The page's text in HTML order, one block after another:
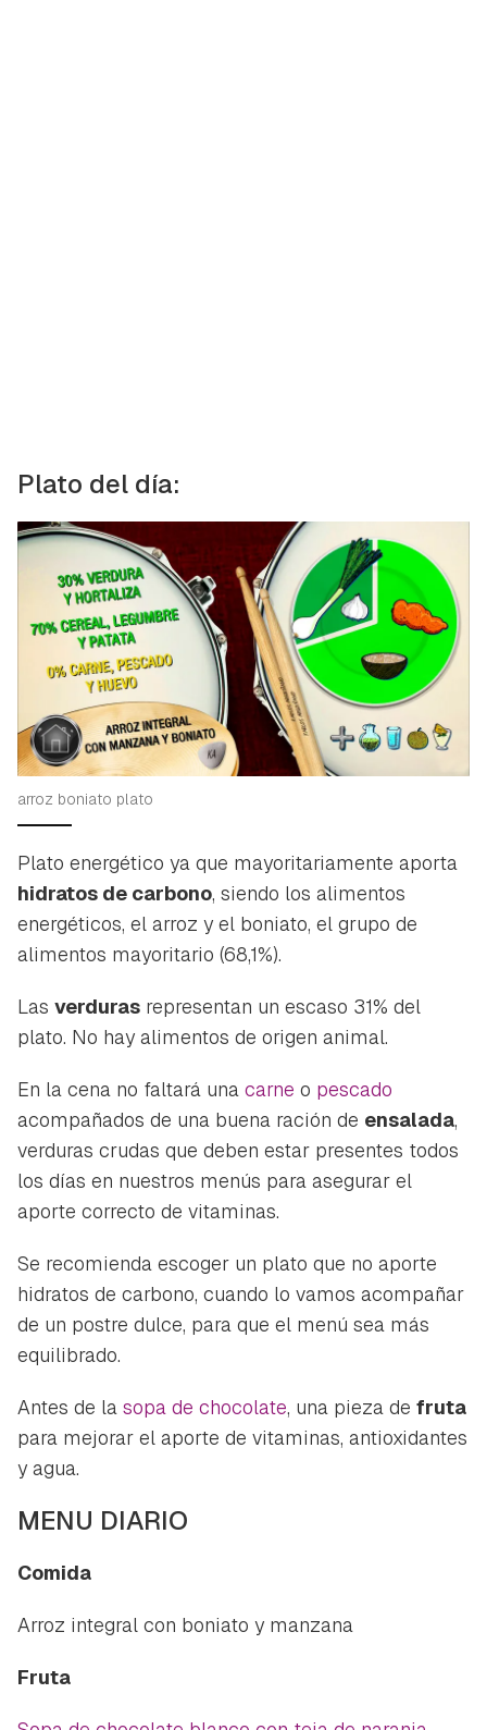
Plato del día:
arroz boniato plato
Plato energético ya que mayoritariamente aporta
hidratos de carbono, siendo los alimentos
energéticos, el arroz y el boniato, el grupo de
alimentos mayoritario (68,1%).
Las verduras representan un escaso 31% del
plato. No hay alimentos de origen animal.
En la cena no faltará una carne o pescado
acompañados de una buena ración de ensalada,
verduras crudas que deben estar presentes todos
los días en nuestros menús para asegurar el
aporte correcto de vitaminas.
Se recomienda escoger un plato que no aporte
hidratos de carbono, cuando lo vamos acompañar
de un postre dulce, para que el menú sea más
equilibrado.
Antes de la sopa de chocolate, una pieza de fruta
para mejorar el aporte de vitaminas, antioxidantes
y agua.
MENU DIARIO
Comida
Arroz integral con boniato y manzana
Fruta